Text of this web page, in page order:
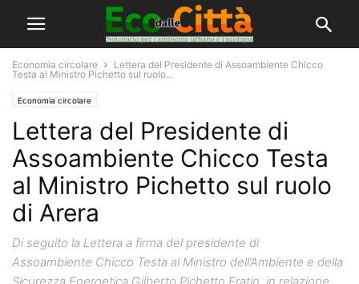
Economia circolare
Lettera del Presidente di Assoambiente Chicco
Testa al Ministro Pichetto sul ruolo...
Economia circolare
Lettera del Presidente di
Assoambiente Chicco Testa
al Ministro Pichetto sul ruolo
di Arera
Di seguito la Lettera a firma del presidente di
Assoambiente Chicco Testa al Ministro dell’Ambiente e della